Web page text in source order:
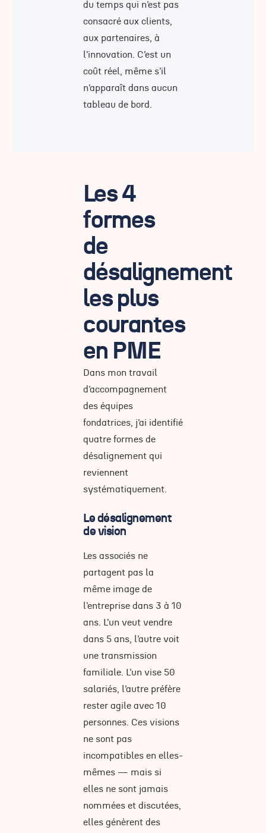
du temps qui n’est pas
consacré aux clients,
aux partenaires, à
l’innovation. C’est un
coût réel, même s’il
n’apparaît dans aucun
tableau de bord.
Les 4
formes
de
désalignement
les plus
courantes
en PME
Dans mon travail
d’accompagnement
des équipes
fondatrices, j’ai identifié
quatre formes de
désalignement qui
reviennent
systématiquement.
Le désalignement
de vision
Les associés ne
partagent pas la
même image de
l’entreprise dans 3 à 10
ans. L’un veut vendre
dans 5 ans, l’autre voit
une transmission
familiale. L’un vise 50
salariés, l’autre préfère
rester agile avec 10
personnes. Ces visions
ne sont pas
incompatibles en elles-
mêmes — mais si
elles ne sont jamais
nommées et discutées,
elles génèrent des